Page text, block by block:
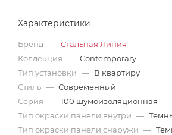
Характеристики
Бренд — Стальная Линия
Коллекция — Contemporary
Тип установки — В квартиру
Стиль — Современный
Серия — 100 шумоизоляционная
Тип окраски панели внутри —
Тип окраски панели снаружи —